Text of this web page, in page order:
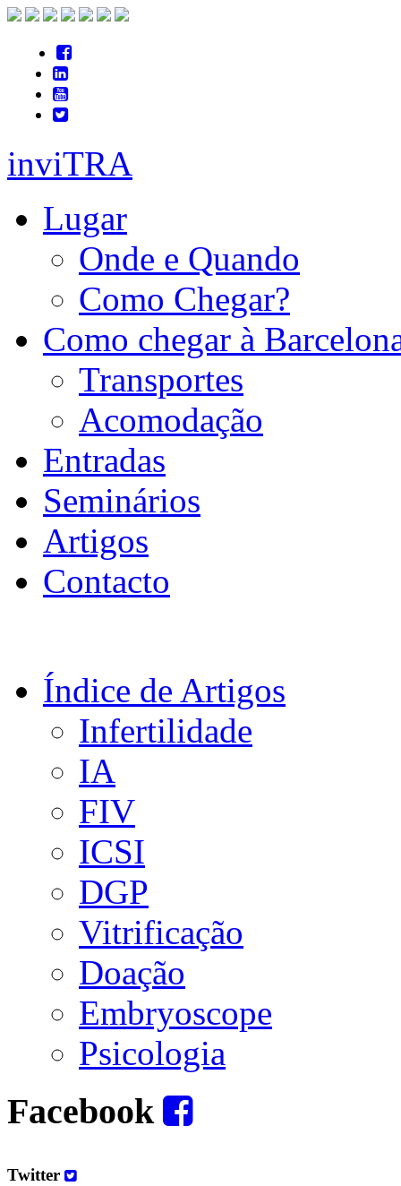
inviTRA
Lugar
Onde e Quando
Como Chegar?
Como chegar à
Transportes
Acomodação
Entradas
Seminários
Artigos
Contacto
Índice de Artigos
Infertilidade
IA
FIV
ICSI
DGP
Vitrificação
Doação
Embryoscope
Psicologia
Facebook
Twitter